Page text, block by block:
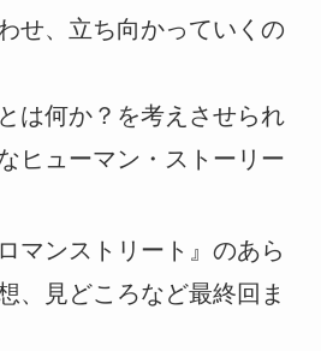
せ、立ち向かっていくの
は何か？を考えさせられ
ヒューマン・ストーリー
マンストリート』のあら
、見どころなど最終回ま